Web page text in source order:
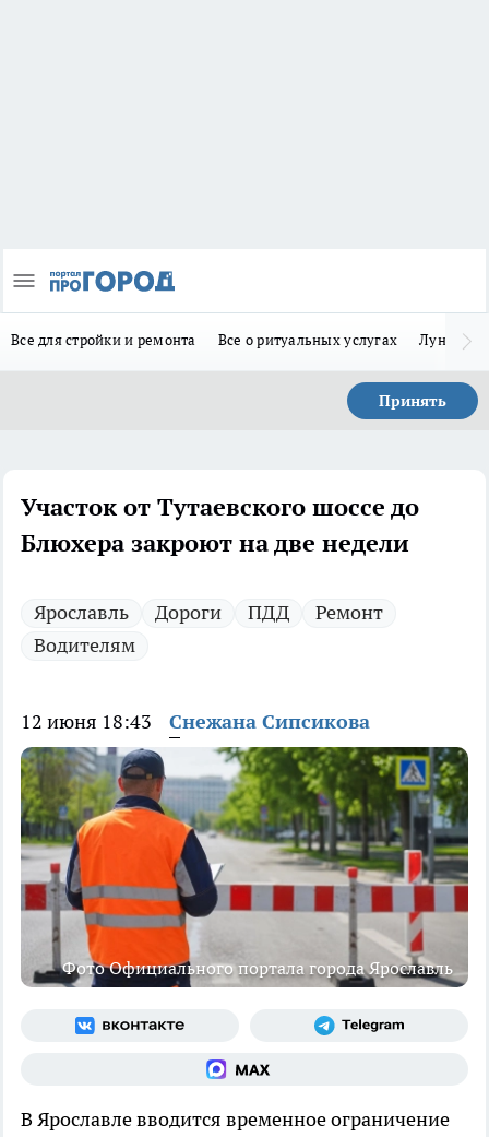
Все для стройки и ремонта Все о ритуальных услугах Лунно-
Принять
Участок от Тутаевского шоссе до
Блюхера закроют на две недели
Ярославль Дороги ПДД
Ремонт
Водителям
12 июня 18:43 Снежана Сипсикова
Фото Официального портала города Ярославль
В Ярославле вводится временное ограничение